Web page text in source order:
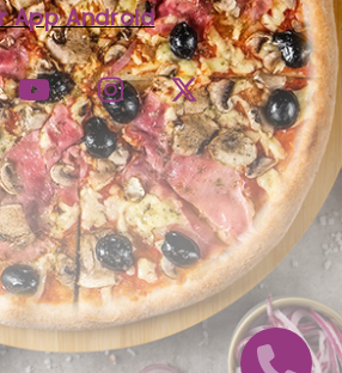
App Android